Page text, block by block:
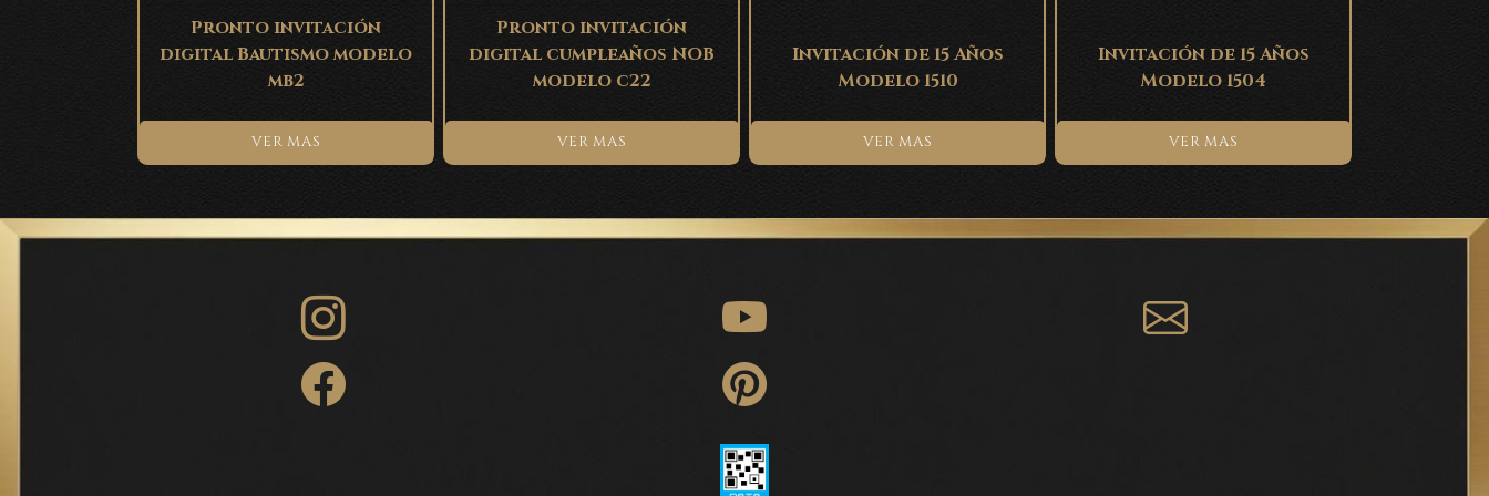
Pronto invitación
digital Bautismo modelo
mb2
VER MAS
Pronto invitación
digital cumpleaños NOB
modelo c22
VER MAS
Invitación de 15 Años
Modelo 1510
VER MAS
Invitación de 15 Años
Modelo 1504
VER MAS